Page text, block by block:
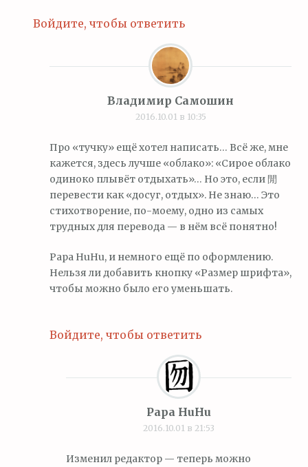
Войдите, чтобы ответить
Владимир Самошин
2016.10.01 в 10:35
Про «тучку» ещё хотел написать… Всё же, мне
кажется, здесь лучше «облако»: «Сирое облако
одиноко плывёт отдыхать»… Но это, если 閒
перевести как «досуг, отдых». Не знаю… Это
стихотворение, по-моему, одно из самых
трудных для перевода — в нём всё понятно!
Papa HuHu, и немного ещё по оформлению.
Нельзя ли добавить кнопку «Размер шрифта»,
чтобы можно было его уменьшать.
Войдите, чтобы ответить
Papa HuHu
2016.10.01 в 21:53
Изменил редактор — теперь можно